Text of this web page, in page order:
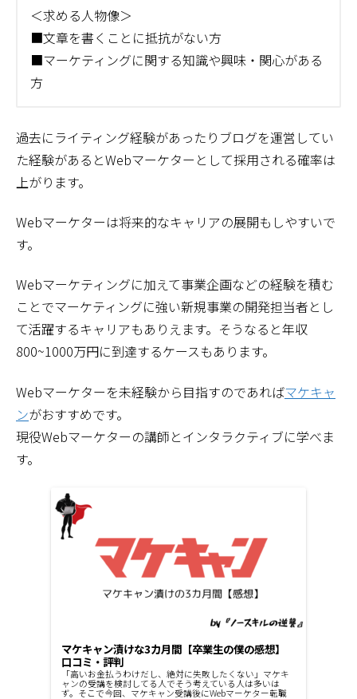
＜求める人物像＞
■文章を書くことに抵抗がない方
■マーケティングに関する知識や興味・関心がある
方
過去にライティング経験があったりブログを運営してい
た経験があるとWebマーケターとして採用される確率は
上がります。
Webマーケターは将来的なキャリアの展開もしやすいで
す。
Webマーケティングに加えて事業企画などの経験を積む
ことでマーケティングに強い新規事業の開発担当者とし
て活躍するキャリアもありえます。そうなると年収
800~1000万円に到達するケースもあります。
Webマーケターを未経験から目指すのであればマケキャ
ンがおすすめです。
現役Webマーケターの講師とインタラクティブに学べま
す。
マケキャン漬けな3カ月間【卒業生の僕の感想】
口コミ・評判
「高いお金払うわけだし、絶対に失敗したくない」マケキ
ャンの受講を検討してる人でそう考えている人は多いは
ず。そこで今回、マケキャン受講後にWebマーケター転職